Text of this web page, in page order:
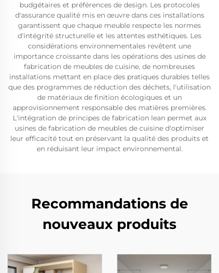
budgétaires et préférences de design. Les protocoles
d'assurance qualité mis en œuvre dans ces installations
garantissent que chaque meuble respecte les normes
d'intégrité structurelle et les attentes esthétiques. Les
considérations environnementales revêtent une
importance croissante dans les opérations des usines de
fabrication de meubles de cuisine, de nombreuses
installations mettant en place des pratiques durables telles
que des programmes de réduction des déchets, l'utilisation
de matériaux de finition écologiques et un
approvisionnement responsable des matières premières.
L'intégration de principes de fabrication lean permet aux
usines de fabrication de meubles de cuisine d'optimiser
leur efficacité tout en préservant la qualité des produits et
en réduisant leur impact environnemental.
Recommandations de
nouveaux produits